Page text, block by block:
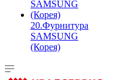
20.Фурнитура
SAMSUNG
(Корея)